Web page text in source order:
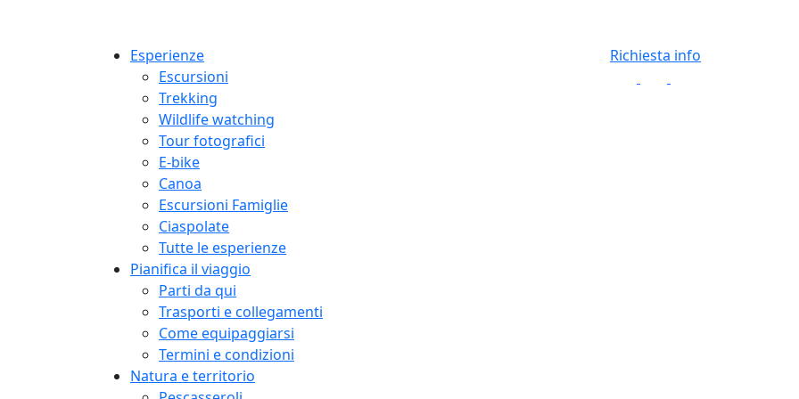
Esperienze
Escursioni
Trekking
Wildlife watching
Tour fotografici
E-bike
Canoa
Escursioni Famiglie
Ciaspolate
Tutte le esperienze
Pianifica il viaggio
Parti da qui
Trasporti e collegamenti
Come equipaggiarsi
Termini e condizioni
Natura e territorio
Richiesta info